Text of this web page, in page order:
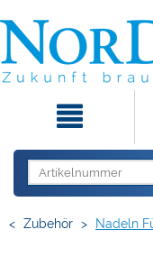
< Zubehör > Nadeln